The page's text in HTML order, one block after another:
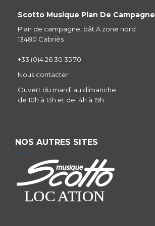
Scotto Musique Plan De Campagne
Plan de campagne, bât A zone nord
13480 Cabriès
+33 (0)4 26 30 35 70
Nous contacter
Ouvert du mardi au dimanche
de 10h à 13h et de 14h à 19h
NOS AUTRES SITES